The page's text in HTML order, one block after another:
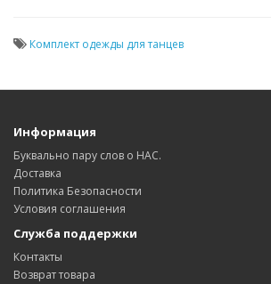
Комплект одежды для танцев
Информация
Буквально пару слов о НАС.
Доставка
Политика Безопасности
Условия соглашения
Служба поддержки
Контакты
Возврат товара